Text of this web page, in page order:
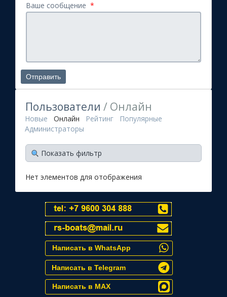
Ваше сообщение *
Пользователи / Онлайн
Новые Онлайн Рейтинг
Популярные
Администраторы
Показать фильтр
Нет элементов для отображения
Написать в WhatsApp
Написать в Telegram
Написать в MAX